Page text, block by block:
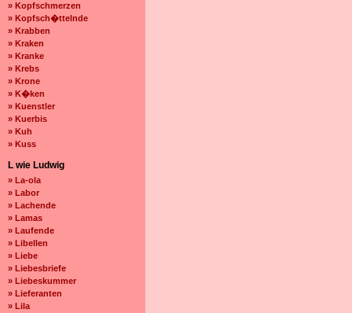
» Kopfschmerzen
» Kopfsch�ttelnde
» Krabben
» Kraken
» Kranke
» Krebs
» Krone
» K�ken
» Kuenstler
» Kuerbis
» Kuh
» Kuss
L wie Ludwig
» La-ola
» Labor
» Lachende
» Lamas
» Laufende
» Libellen
» Liebe
» Liebesbriefe
» Liebeskummer
» Lieferanten
» Lila